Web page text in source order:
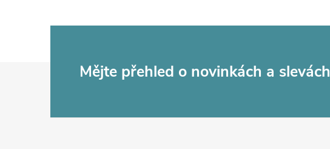
Mějte přehled o novinkách a slevách